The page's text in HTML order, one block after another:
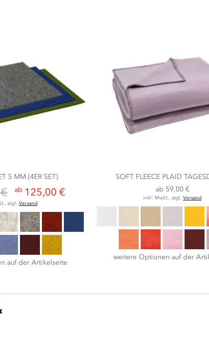
5 MM (4ER SET)
ab 125,00 €
zzgl. Versand
auf der Artikelseite
SOFT FLEECE PLAID
ab 59,00 €
inkl. MwSt., zzgl.Versand
weitere Optionen auf der